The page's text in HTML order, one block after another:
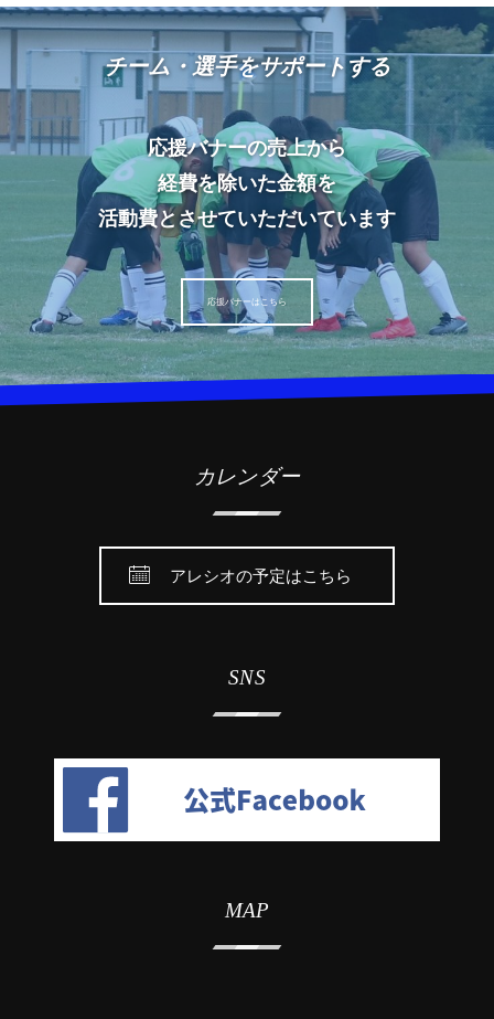
チーム・選手をサポートする
応援バナーの売上から
経費を除いた金額を
活動費とさせていただいています
応援バナーはこちら
カレンダー
アレシオの予定はこちら
SNS
MAP